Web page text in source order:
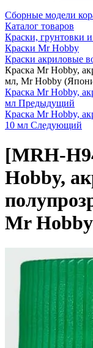
Сборные модели
Каталог товаров
Краски, грунтовки
Краски Mr Hobby
Краски акриловые
Краска Mr Hobby,
мл, Mr Hobby
Краска Mr Hobby,
мл Предыдущий
Краска Mr Hobby,
10 мл Следующий
[MRH-
Hobby,
Mr